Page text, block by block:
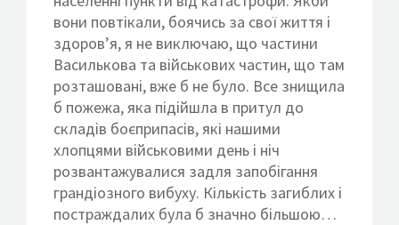
вони повтікали, боячись за свої життя і
здоров’я, я не виключаю, що частини
Василькова та військових частин, що там
розташовані, вже б не було. Все знищила
б пожежа, яка підійшла в притул до
складів боєприпасів, які нашими
хлопцями військовими день і ніч
розвантажувалися задля запобігання
грандіозного вибуху. Кількість загиблих і
постраждалих була б значно більшою…